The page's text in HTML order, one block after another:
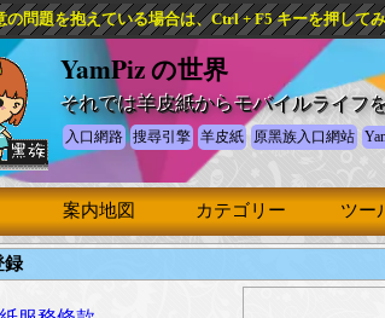
の問題を抱えている場合は、Ctrl + F5 キーを押して
YamPiz の世界
それでは羊皮紙からモバイルライフ
入口網路 搜尋引擎 羊皮紙 原黑族入口網站
案内地図 カテゴリー ツー
録